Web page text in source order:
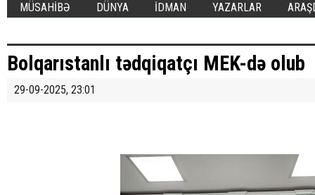
MÜSAHİBƏ DÜNYA İDMAN YAZARLAR
Bolqarıstanlı tədqiqatçı MEK-də olub
29-09-2025, 23:01